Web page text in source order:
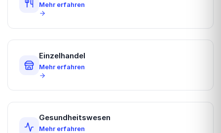
Mehr erfahren
Einzelhandel
Mehr erfahren
Gesundheitswesen
Mehr erfahren